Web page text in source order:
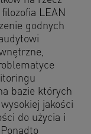
LEAN
godnych
bazie których
jakości
do użycia i